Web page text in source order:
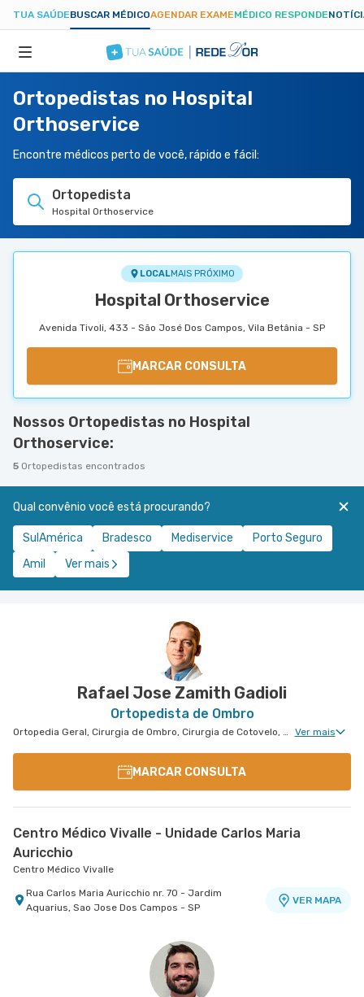
TUA SAÚDEBUSCAR MÉDICOAGENDAR EXAMEMÉDICO RESPONDE
ESPECIALIDADES
HOSPITAIS
TUASAUDE.COM
Ortopedistas no Hospital
Orthoservice
Encontre médicos perto de você, rápido e fácil:
Ortopedista
Hospital Orthoservice
LOCALMAIS PRÓXIMO
Hospital Orthoservice
Avenida Tivoli, 433 - São José Dos Campos, Vila Betânia - SP
MARCAR CONSULTA
Nossos Ortopedistas no Hospital
Orthoservice:
5 Ortopedistas encontrados
Qual convênio você está procurando?
SulAmérica Bradesco Mediservice
Porto Seguro
Amil
Ver mais
Rafael Jose Zamith Gadioli
Ortopedista de Ombro
Ortopedia Geral, Cirurgia de Ombro, Cirurgia de Cotovelo, Ortopedia de Cotovelo Ver mais
MARCAR CONSULTA
Centro Médico Vivalle - Unidade Carlos Maria
Auricchio
Centro Médico Vivalle
Rua Carlos Maria Auricchio nr. 70 - Jardim
Aquarius, Sao Jose Dos Campos - SP
VER MAPA